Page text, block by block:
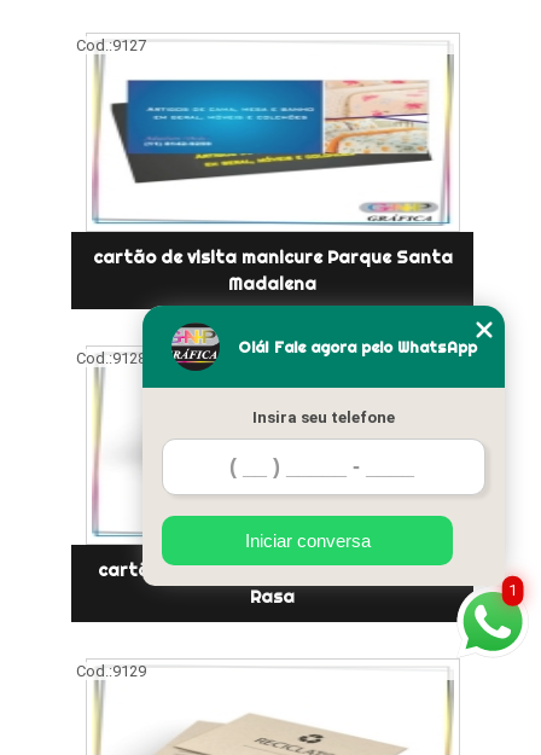
Cod.:9127
cartão de visita manicure Parque Santa
Madalena
Cod.:9128
cartão de visita psicologia orçar Ponte
Rasa
Cod.:9129
1
Olá! Fale agora pelo WhatsApp
Insira seu telefone
Iniciar conversa